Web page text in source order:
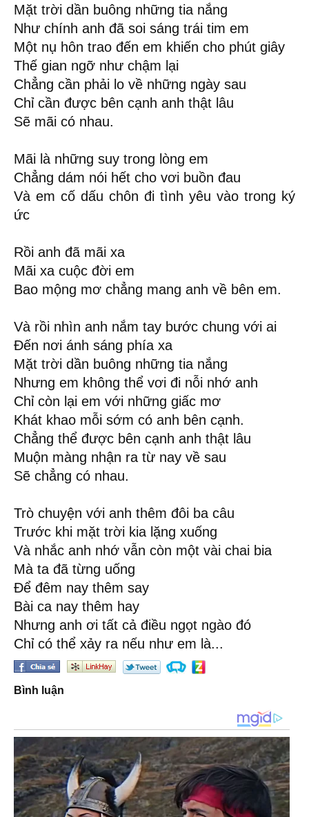
Mặt trời dần buông những tia nắng
Như chính anh đã soi sáng trái tim em
Một nụ hôn trao đến em khiến cho phút giây
Thế gian ngỡ như chậm lại
Chẳng cần phải lo về những ngày sau
Chỉ cần được bên cạnh anh thật lâu
Sẽ mãi có nhau.
Mãi là những suy trong lòng em
Chẳng dám nói hết cho vơi buồn đau
Và em cố dấu chôn đi tình yêu vào trong ký
ức
Rồi anh đã mãi xa
Mãi xa cuộc đời em
Bao mộng mơ chẳng mang anh về bên em.
Và rồi nhìn anh nắm tay bước chung với ai
Đến nơi ánh sáng phía xa
Mặt trời dần buông những tia nắng
Nhưng em không thể vơi đi nỗi nhớ anh
Chỉ còn lại em với những giấc mơ
Khát khao mỗi sớm có anh bên cạnh.
Chẳng thể được bên cạnh anh thật lâu
Muộn màng nhận ra từ nay về sau
Sẽ chẳng có nhau.
Trò chuyện với anh thêm đôi ba câu
Trước khi mặt trời kia lặng xuống
Và nhắc anh nhớ vẫn còn một vài chai bia
Mà ta đã từng uống
Để đêm nay thêm say
Bài ca nay thêm hay
Nhưng anh ơi tất cả điều ngọt ngào đó
Chỉ có thể xảy ra nếu như em là...
Bình luận